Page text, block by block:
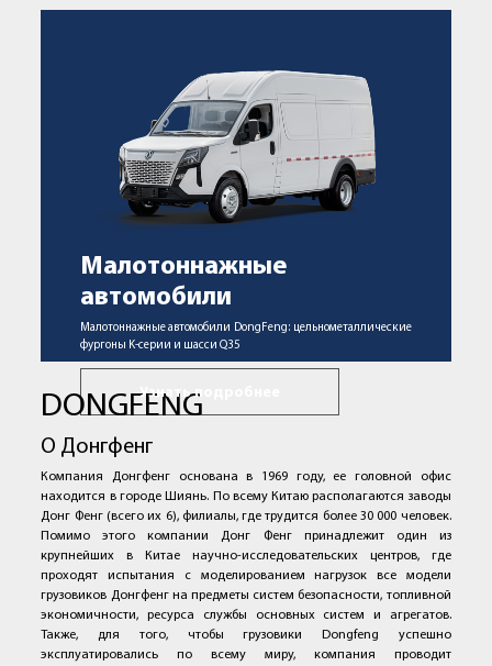
Малотоннажные
автомобили
Малотоннажные автомобили DongFeng: цельнометаллические
фургоны K-серии и шасси Q35
Узнать подробнее
DONGFENG
О Донгфенг
Компания Донгфенг основана в 1969 году, ее головной офис
находится в городе Шиянь. По всему Китаю располагаются заводы
Донг Фенг (всего их 6), филиалы, где трудится более 30 000 человек.
Помимо этого компании Донг Фенг принадлежит один из
крупнейших в Китае научно-исследовательских центров, где
проходят испытания с моделированием нагрузок все модели
грузовиков Донгфенг на предметы систем безопасности, топливной
экономичности, ресурса службы основных систем и агрегатов.
Также, для того, чтобы грузовики Dongfeng успешно
эксплуатировались по всему миру, компания проводит